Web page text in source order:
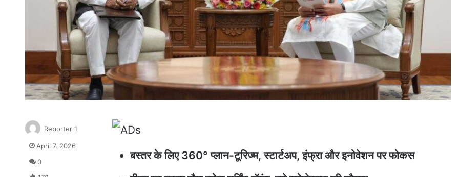
बस्तर के लिए 360° प्लान-टूरिज्म, स्टार्टअप, इंफ्रा और इनोवेशन पर फोकस
Reporter 1
April 7, 2026
0